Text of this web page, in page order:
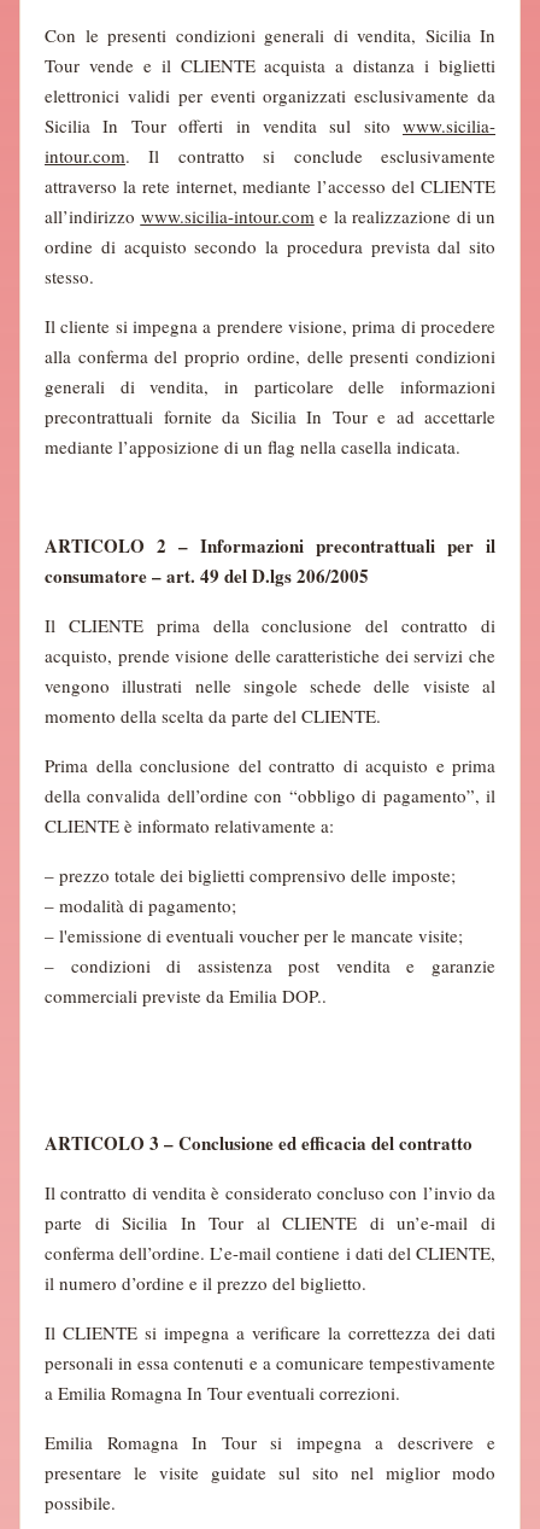
Con le presenti condizioni generali di vendita, Sicilia In
Tour vende e il CLIENTE acquista a distanza i biglietti
elettronici validi per eventi organizzati esclusivamente da
Sicilia In Tour offerti in vendita sul sito www.sicilia-
intour.com. Il contratto si conclude esclusivamente
attraverso la rete internet, mediante l’accesso del CLIENTE
all’indirizzo www.sicilia-intour.come la realizzazione di un
ordine di acquisto secondo la procedura prevista dal sito
stesso.
Il cliente si impegna a prendere visione, prima di procedere
alla conferma del proprio ordine, delle presenti condizioni
generali di vendita, in particolare delle informazioni
precontrattuali fornite da Sicilia In Tour e ad accettarle
mediante l’apposizione di un flag nella casella indicata.
ARTICOLO 2 – Informazioni precontrattuali per il
consumatore – art. 49 del D.lgs 206/2005
Il CLIENTE prima della conclusione del contratto di
acquisto, prende visione delle caratteristiche dei servizi che
vengono illustrati nelle singole schede delle visiste al
momento della scelta da parte del CLIENTE.
Prima della conclusione del contratto di acquisto e prima
della convalida dell’ordine con “obbligo di pagamento”, il
CLIENTE è informato relativamente a:
– prezzo totale dei biglietti comprensivo delle imposte;
– modalità di pagamento;
– l'emissione di eventuali voucher per le mancate visite;
– condizioni di assistenza post vendita e garanzie
commerciali previste da Emilia DOP..
ARTICOLO 3 – Conclusione ed efficacia del contratto
Il contratto di vendita è considerato concluso con l’invio da
parte di Sicilia In Tour al CLIENTE di un’e-mail di
conferma dell’ordine. L’e-mail contiene i dati del CLIENTE,
il numero d’ordine e il prezzo del biglietto.
Il CLIENTE si impegna a verificare la correttezza dei dati
personali in essa contenuti e a comunicare tempestivamente
a Emilia Romagna In Tour eventuali correzioni.
Emilia Romagna In Tour si impegna a descrivere e
presentare le visite guidate sul sito nel miglior modo
possibile.